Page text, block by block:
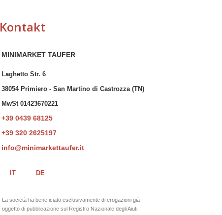
Kontakt
MINIMARKET TAUFER
Laghetto Str. 6
38054 Primiero - San Martino di Castrozza (TN)
MwSt 01423670221
+39 0439 68125
+39 320 2625197
info@minimarkettaufer.it
IT DE
La società ha beneficiato esclusivamente di erogazioni già
oggetto di pubblicazione sul Registro Nazionale degli Aiuti